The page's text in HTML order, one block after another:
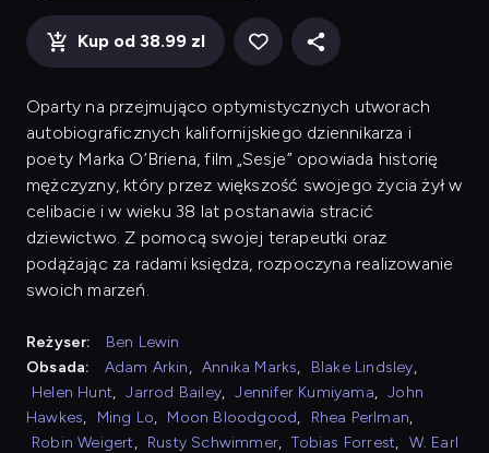
Kup od 38.99 zl
Oparty na przejmująco optymistycznych utworach
autobiograficznych kalifornijskiego dziennikarza i
poety Marka O’Briena, film „Sesje” opowiada historię
mężczyzny, który przez większość swojego życia żył w
celibacie i w wieku 38 lat postanawia stracić
dziewictwo. Z pomocą swojej terapeutki oraz
podążając za radami księdza, rozpoczyna realizowanie
swoich marzeń.
Reżyser:
Ben Lewin
Obsada:
Adam Arkin, Annika Marks, Blake Lindsley,
Helen Hunt, Jarrod Bailey, Jennifer Kumiyama, John
Hawkes, Ming Lo, Moon Bloodgood, Rhea Perlman,
Robin Weigert, Rusty Schwimmer, Tobias Forrest, W. Earl